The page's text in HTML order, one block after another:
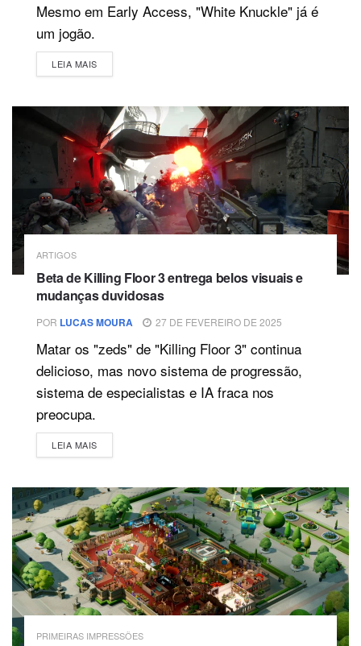
Mesmo em Early Access, "White Knuckle" já é
um jogão.
LEIA MAISDETAILS
ARTIGOS
Beta de Killing Floor 3 entrega belos visuais e
mudanças duvidosas
POR LUCAS MOURA 27 DE FEVEREIRO DE 2025
Matar os "zeds" de "Killing Floor 3" continua
delicioso, mas novo sistema de progressão,
sistema de especialistas e IA fraca nos
preocupa.
LEIA MAISDETAILS
PRIMEIRAS IMPRESSÕES